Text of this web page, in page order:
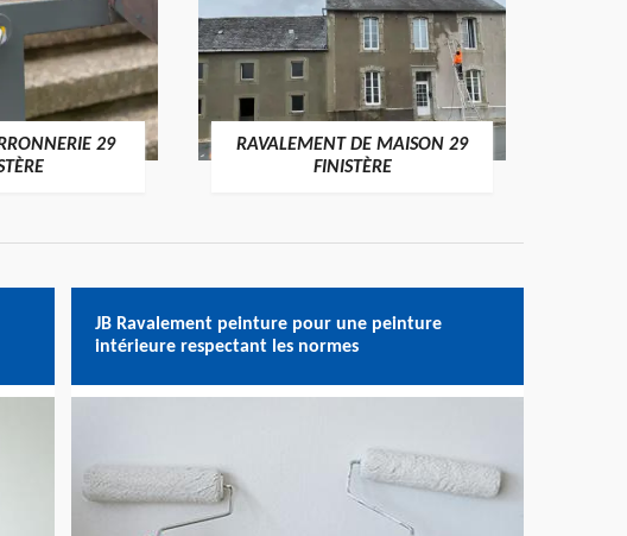
RAVALEMENT DE MAISON 29
JB Ravalement peinture pour une peinture
intérieure respectant les normes